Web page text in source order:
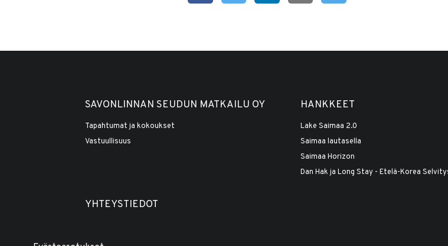
SAVONLINNAN SEUDUN MATKAILU OY
Tapahtumat ja kokoukset
Vastuullisuus
HANKKEET
Lake Saimaa 2.0
Saimaa lautasella
Saimaa Horizon
Dan Hak ja Long Stay - Etelä-Korea
YHTEYSTIEDOT